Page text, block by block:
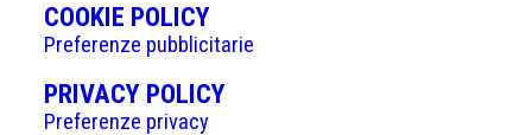
COOKIE POLICY(APRE
IN
UNA
NUOVA
Preferenze pubblicitarie
PRIVACY POLICY(APRE
Preferenze privacy